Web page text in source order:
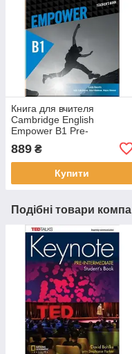
Книга для вчителя
Cambridge English
Empower B1 Pre-
Book
889 ₴
Купити
Подібні товари